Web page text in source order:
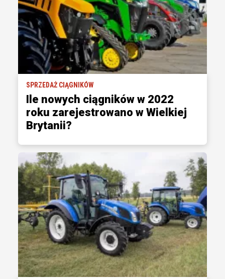
SPRZEDAŻ CIĄGNIKÓW
Ile nowych ciągników w 2022
roku zarejestrowano w Wielkiej
Brytanii?